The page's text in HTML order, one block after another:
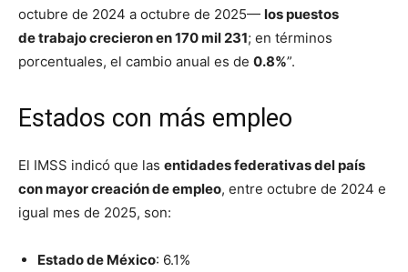
octubre de 2024 a octubre de 2025— los puestos
detrabajocrecieron en 170 mil 231; en términos
porcentuales, el cambio anual es de 0.8%”.
Estados con más empleo
El IMSS indicó que las entidades federativas del país
con mayor creación deempleo, entre octubre de 2024 e
igual mes de 2025, son:
Estado de México: 6.1%